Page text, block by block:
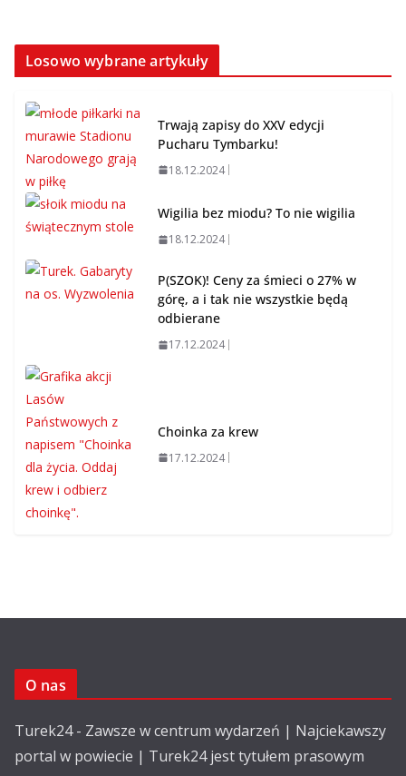
Losowo wybrane artykuły
Trwają zapisy do XXV edycji
Pucharu Tymbarku!
18.12.2024
Wigilia bez miodu? To nie wigilia
18.12.2024
P(SZOK)! Ceny za śmieci o 27% w
górę, a i tak nie wszystkie będą
odbierane
17.12.2024
Choinka za krew
17.12.2024
O nas
Turek24 - Zawsze w centrum wydarzeń | Najciekawszy
portal w powiecie | Turek24 jest tytułem prasowym